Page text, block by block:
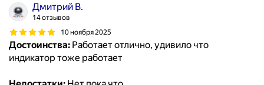
Дмитрий В.
14 отзывов
10 ноября 2025
Достоинства: Работает отлично, удивило что
индикатор тоже работает